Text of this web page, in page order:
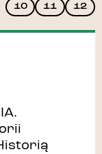
10
11 12